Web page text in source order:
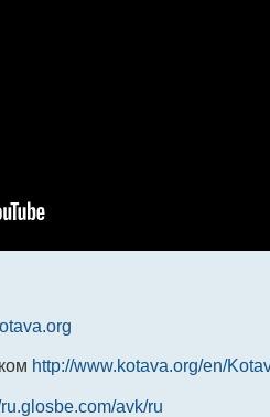
http://www.kotava.org/en/
avk/ru